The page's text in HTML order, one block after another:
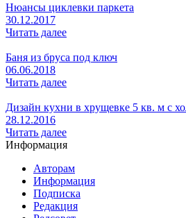
Нюансы циклевки паркета
30.12.2017
Читать далее
Баня из бруса под ключ
06.06.2018
Читать далее
Дизайн кухни в хрущевке 5 кв. м с
28.12.2016
Читать далее
Информация
Авторам
Информация
Подписка
Редакция